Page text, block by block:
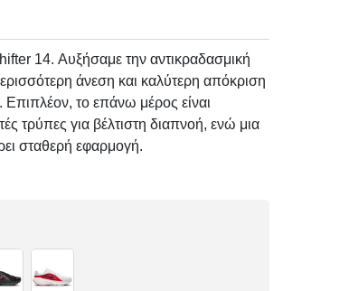
14. Αυξήσαμε την αντικραδασμική
άνεση και καλύτερη απόκριση
το επάνω μέρος είναι
τρύπες για βέλτιστη διαπνοή, ενώ μια
σταθερή εφαρμογή.